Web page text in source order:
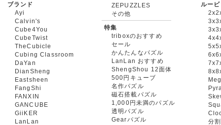
ブランド
Ayi
Calvin's
Cube4You
CubeTwist
TheCubicle
Cubing Classroom
DaYan
DianSheng
Eastsheen
FangShi
FANXIN
GANCUBE
GiiKER
LanLan
ZEPUZZLES
その他
特集
triboxのおすすめ
セール
かんたんなパズル
LanLan おすすめ
ShengShou 12面体
500円キューブ
名作パズル
磁石搭載パズル
1,000円未満のパズル
透明パズル
Gearパズル
ルー
分